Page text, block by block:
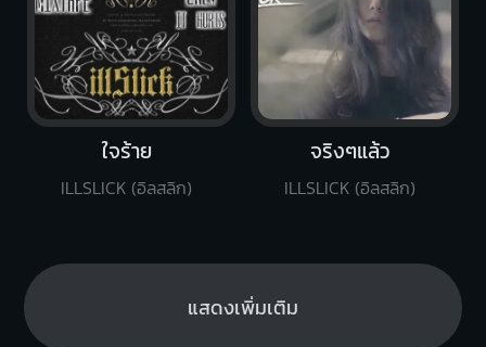
จริงๆแล้ว
ILLSLICK (อิลสลิก)
ใจร้าย
ILLSLICK (อิลสลิก)
แสดงเพิ่มเติม